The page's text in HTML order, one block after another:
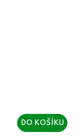
DO KOŠÍKU